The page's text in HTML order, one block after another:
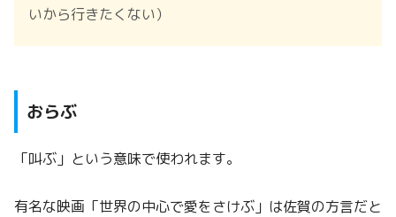
いから行きたくない）
おらぶ
「叫ぶ」という意味で使われます。
有名な映画「世界の中心で愛をさけぶ」は佐賀の方言だと